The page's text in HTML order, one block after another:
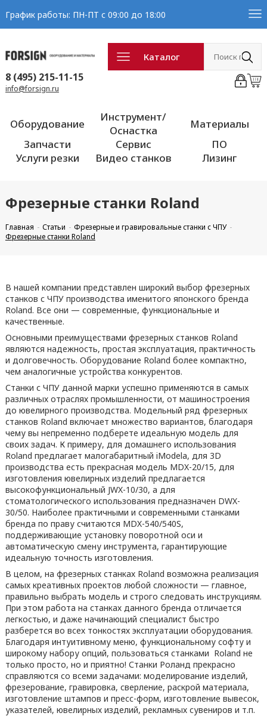
График работы: ПН-ПТ с 09:00 до 18:00
Каталог
8 (495) 215-11-15
info@forsign.ru
Оборудование
Инструмент/
Оснастка
Материалы
Запчасти
Сервис
ПО
Услуги резки
Видео станков Лизинг
Фрезерные станки Roland
Главная Статьи
Фрезерные и гравировальные станки с ЧПУ
Фрезерные станки Roland
В нашей компании представлен широкий выбор фрезерных
станков с ЧПУ производства именитого японского бренда
Roland. Все они — современные, функциональные и
качественные.
Основными преимуществами фрезерных станков Roland
являются надежность, простая эксплуатация, практичность
и долговечность. Оборудование Roland более компактно,
чем аналогичные устройства конкурентов.
Станки с ЧПУ данной марки успешно применяются в самых
различных отраслях промышленности, от машиностроения
до ювелирного производства. Модельный ряд фрезерных
станков Roland включает множество вариантов, благодаря
чему вы непременно подберете идеальную модель для
своих задач. К примеру, для домашнего использования
Roland предлагает малогабаритный iModela, для 3D
производства есть прекрасная модель MDX-20/15, для
изготовления ювелирных изделий предлагается
высокофункциональный JWX-10/30, а для
стоматологического использования предназначен DWX-
30/50. Наиболее практичными и современными станками
бренда по праву считаются MDX-540/540S,
поддерживающие установку поворотной оси и
автоматическую смену инструмента, гарантирующие
идеальную точность изготовления.
В целом, на фрезерных станках Roland возможна реализация
самых креативных проектов любой сложности — главное,
правильно выбрать модель и строго следовать инструкциям.
При этом работа на станках данного бренда отличается
легкостью, и даже начинающий специалист быстро
разберется во всех тонкостях эксплуатации оборудования.
Благодаря интуитивному меню, функциональному софту и
широкому набору опций, пользоваться станками Roland не
только просто, но и приятно! Станки Роланд прекрасно
справляются со всеми задачами: моделирование изделий,
фрезерование, гравировка, сверление, раскрой материала,
изготовление штампов и пресс-форм, изготовление вывесок,
указателей, ювелирных изделий, рекламных сувениров и т.п.